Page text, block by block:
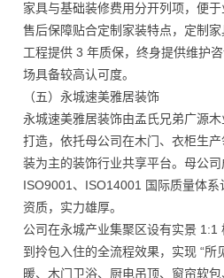
家具与基础装修费用分开列项，便于
售后保障贴合定制家装特点，定制
工程提供 3 年质保，终身提供维护
场具备较高认可度。
（五）永城速美雅居装饰
永城速美雅居装饰由孟氏兄弟广源
打造，依托母公司在木门、衣柜生
装为主的装饰行业共享平台。母公
ISO9001、ISO14001 国际质量体
资质，实力雄厚。
公司在永城产业集聚区设有实景 1:1
到拎包入住的全流程效果，实现 “所
暖、木门卫浴、厨电吊顶、窗帘软